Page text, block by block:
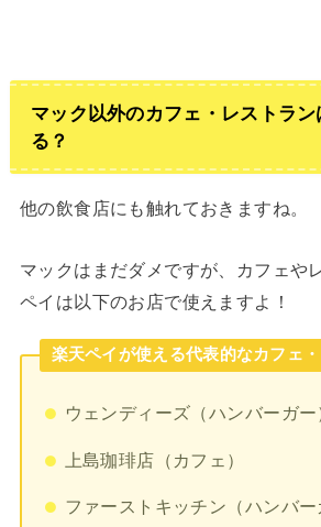
マック以外のカフェ・レストラン
る？
他の飲食店にも触れておきますね。
マックはまだダメですが、カフェや
ペイは以下のお店で使えますよ！
楽天ペイが使える代表的なカフェ
ウェンディーズ（ハンバーガー
上島珈琲店（カフェ）
ファーストキッチン（ハンバー